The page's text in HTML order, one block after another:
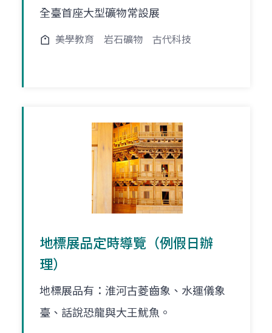
全臺首座大型礦物常設展
美學教育 岩石礦物 古代科技
地標展品定時導覽（例假日辦
理）
地標展品有：淮河古菱齒象、水運儀象
臺、話說恐龍與大王魷魚。